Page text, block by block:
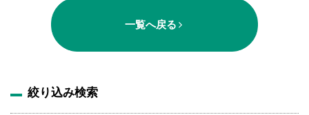
一覧へ戻る
絞り込み検索